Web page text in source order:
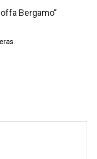
Bergamo”